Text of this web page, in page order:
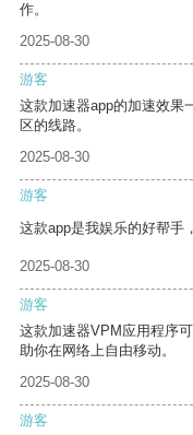
作。
2025-08-30
游客
这款加速器app的加速效果
区的线路。
2025-08-30
游客
这款app是我娱乐的好帮手
2025-08-30
游客
这款加速器VPM应用程序
助你在网络上自由移动。
2025-08-30
游客